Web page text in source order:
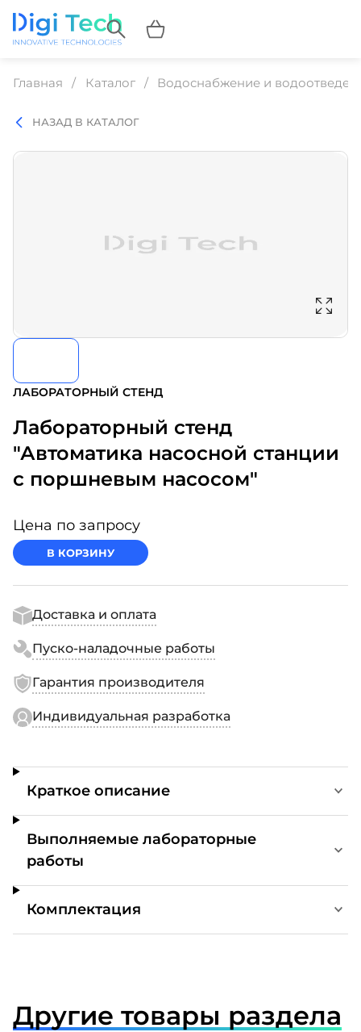
Главная Каталог Водоснабжение и
НАЗАД В КАТАЛОГ
ЛАБОРАТОРНЫЙ СТЕНД
Лабораторный стенд
"Автоматика насосной станции
с поршневым насосом"
Цена по запросу
В КОРЗИНУ
Доставка и оплата
Пуско-наладочные работы
Гарантия производителя
Индивидуальная разработка
Краткое описание
Выполняемые лабораторные
работы
Комплектация
Другие товары раздела